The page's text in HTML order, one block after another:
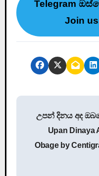
Telegram
Join
උපන් දිනය අද
Upan Dinaya
Obage by